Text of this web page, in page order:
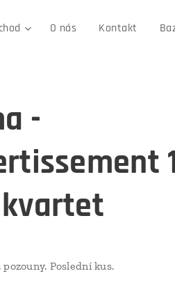
O nás Kontakt
-
Poslední kus.